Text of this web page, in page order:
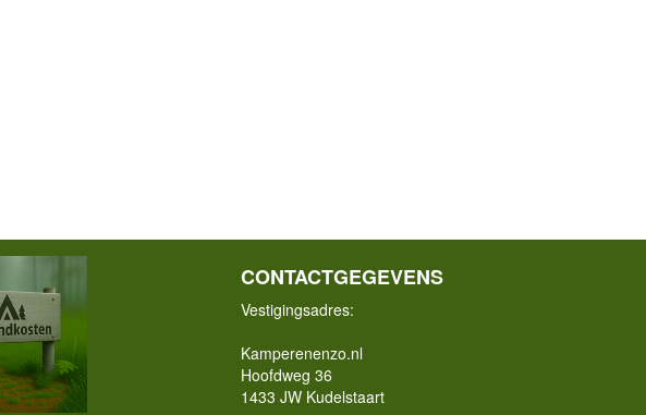
CONTACTGEGEVENS
Vestigingsadres:
Kamperenenzo.nl
Hoofdweg 36
1433 JW Kudelstaart